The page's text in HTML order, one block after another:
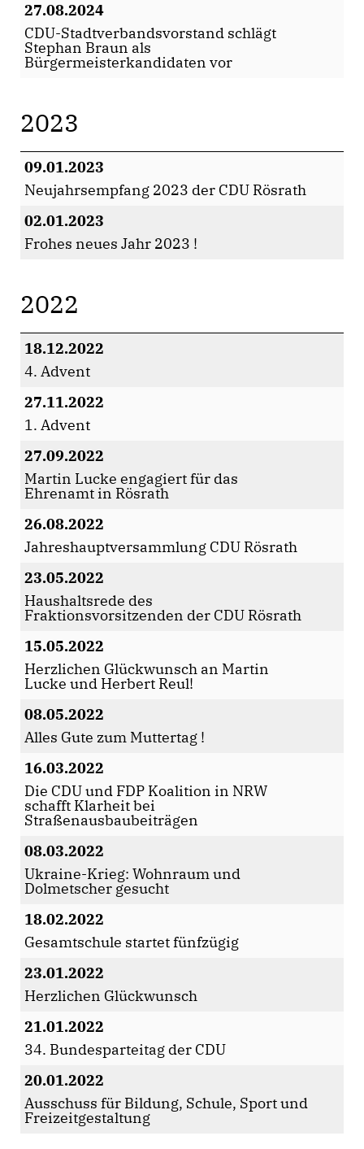
27.08.2024
CDU-Stadtverbandsvorstand schlägt
Stephan Braun als
Bürgermeisterkandidaten vor
2023
09.01.2023
Neujahrsempfang 2023 der CDU Rösrath
02.01.2023
Frohes neues Jahr 2023 !
2022
18.12.2022
4. Advent
27.11.2022
1. Advent
27.09.2022
Martin Lucke engagiert für das
Ehrenamt in Rösrath
26.08.2022
Jahreshauptversammlung CDU Rösrath
23.05.2022
Haushaltsrede des
Fraktionsvorsitzenden der CDU Rösrath
15.05.2022
Herzlichen Glückwunsch an Martin
Lucke und Herbert Reul!
08.05.2022
Alles Gute zum Muttertag !
16.03.2022
Die CDU und FDP Koalition in NRW
schafft Klarheit bei
Straßenausbaubeiträgen
08.03.2022
Ukraine-Krieg: Wohnraum und
Dolmetscher gesucht
18.02.2022
Gesamtschule startet fünfzügig
23.01.2022
Herzlichen Glückwunsch
21.01.2022
34. Bundesparteitag der CDU
20.01.2022
Ausschuss für Bildung, Schule, Sport und
Freizeitgestaltung